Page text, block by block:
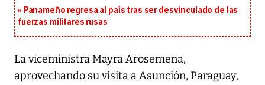
Panameño regresa al país tras ser desvinculado de las
fuerzas militares rusas
La viceministra Mayra Arosemena,
aprovechando su visita a Asunción, Paraguay,